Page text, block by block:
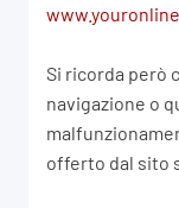
Si ricorda però
navigazione o
offerto dal sito